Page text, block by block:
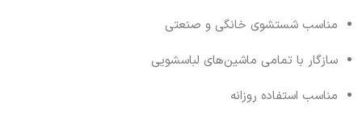
مناسب شستشوی خانگی و صنعتی
سازگار با تمامی ماشین‌های لباسشویی
مناسب استفاده روزانه